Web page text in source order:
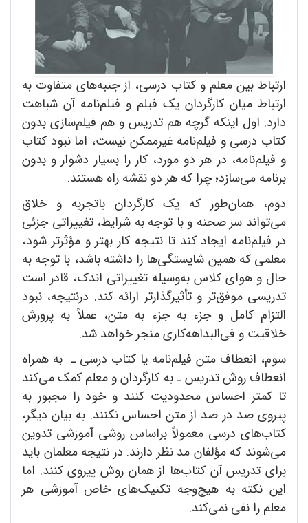
ارتباط بین معلم و کتاب درسی، از جنبه‌های متفاوت به
ارتباط میان کارگردان یک فیلم و فیلم‌نامه آن شباهت
دارد. اول اینکه گرچه هم تدریس و هم فیلم‌سازی بدون
کتاب درسی و فیلم‌نامه غیرممکن نیست، اما نبود کتاب
و فیلم‌نامه، در هر دو مورد، کار را بسیار دشوار و بدون
برنامه می‌سازد؛ چرا که هر دو نقشه راه هستند.
دوم، همان‌طور که یک کارگردان باتجربه و خلاق
می‌تواند سر صحنه و با توجه به شرایط، تغییراتی جزئی
در فیلم‌نامه ایجاد کند تا نتیجه کار بهتر و مؤثرتر شود،
معلمی که همین شایستگی‌ها را داشته باشد، با توجه به
حال و هوای کلاس به‌وسیله تغییراتی اندک، قادر است
تدریسی موفق‌تر و تأثیرگذارتر ارائه کند. درنتیجه، نبود
التزام کامل و جزء به جزء به متن، عملاً به پرورش
خلاقیت و فی‌البداهه‌کاری منجر خواهد شد.
سوم، انعطاف متن فیلم‌نامه یا کتاب درسی ـ به همراه
انعطاف روش تدریس ـ به کارگردان و معلم کمک می‌کند
تا کمتر احساس محدودیت کنند و خود را مجبور به
پیروی صد در صد از متن احساس نکنند. به بیان دیگر،
کتاب‌های درسی معمولاً براساس روشی آموزشی تدوین
می‌شوند که مؤلفان مد نظر دارند. در نتیجه معلمان باید
برای تدریس آن کتاب‌ها از همان روش پیروی کنند. اما
این نکته به هیچ‌وجه تکنیک‌های خاص آموزشی هر
معلم را نفی نمی‌کند.